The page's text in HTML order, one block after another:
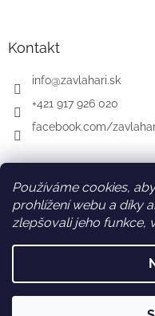
Používáme cookies,
prohlížení webu a díky
zlepšovali jeho funkce,
Kontakt
info@zavlahari.sk
+421 917 926 020
facebook.com/